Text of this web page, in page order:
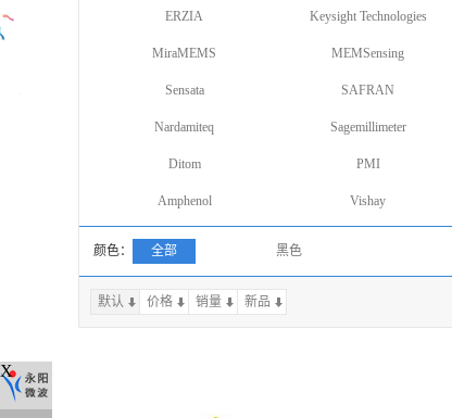
ERZIA Keysight Technologies
MiraMEMS MEMSensing
Sensata SAFRAN
Nardamiteq Sagemillimeter
Ditom PMI
Amphenol Vishay
颜色： 全部 黑色
默认 价格 销量 新品
上一页下一页
X